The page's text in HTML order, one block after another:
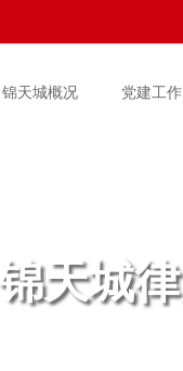
锦天城概况 党建工作
锦天城